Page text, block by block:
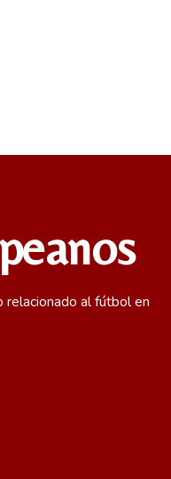
al fútbol en